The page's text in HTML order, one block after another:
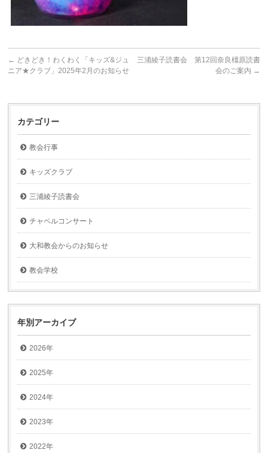
← どきどき！わくわく「キッズ&ジュ
ニア★クラブ」2025年2月のお知らせ
三浦綾子読書会 第12回奈良橿原読書
会のご案内 →
カテゴリー
教会行事
キッズクラブ
三浦綾子読書会
チャペルコンサート
大和教会からのお知らせ
教会学校
年別アーカイブ
2026年
2025年
2024年
2023年
2022年